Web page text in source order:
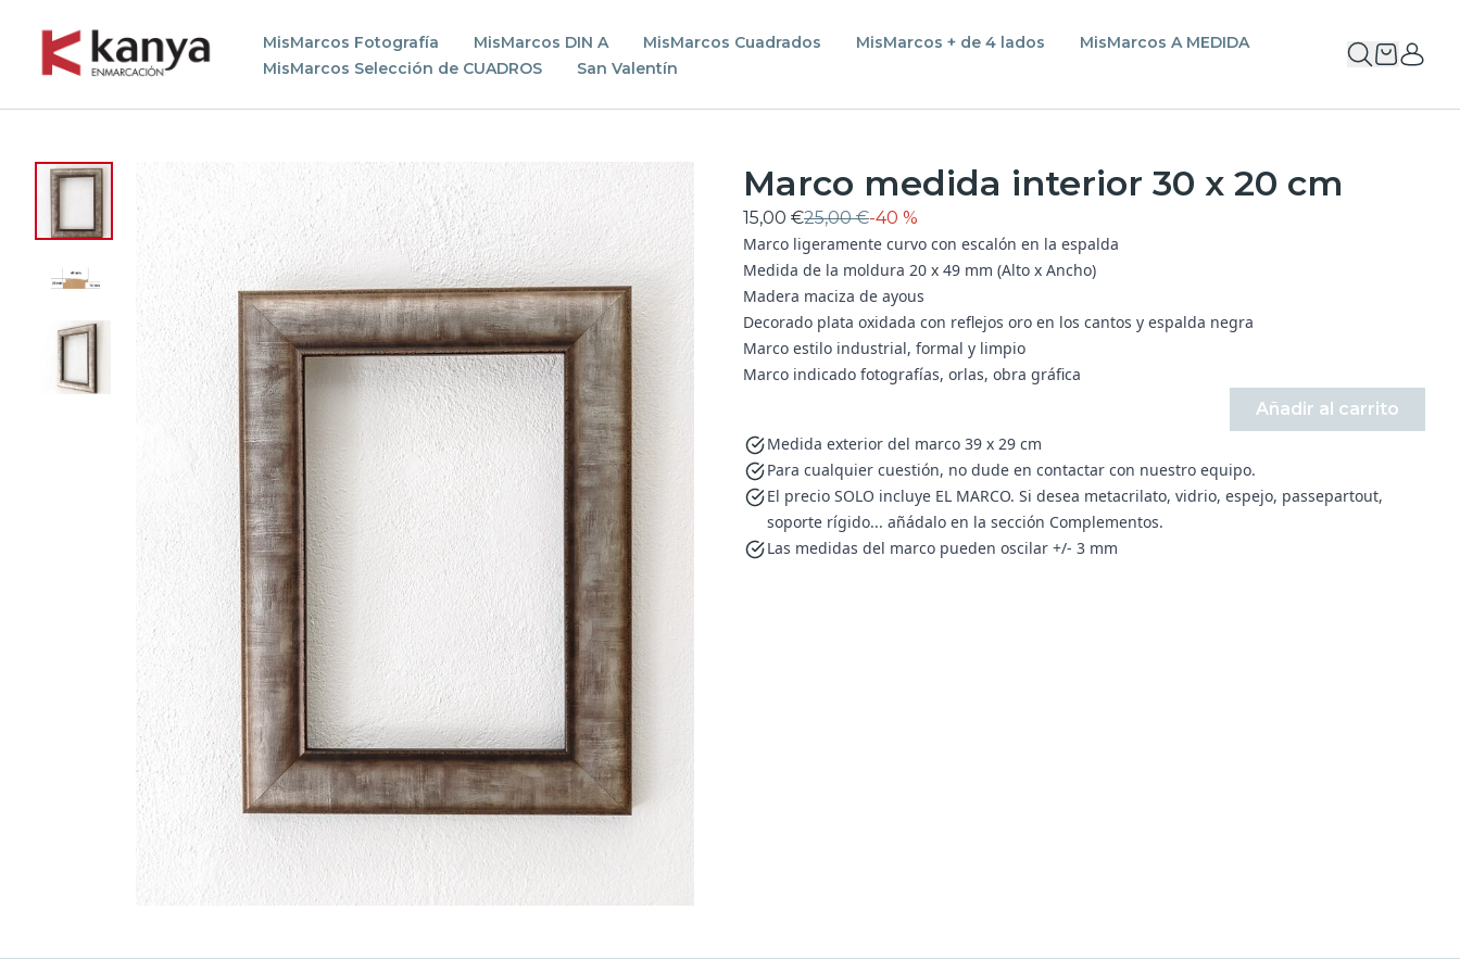
MisMarcos Fotografía MisMarcos DIN A MisMarcos Cuadrados MisMarcos + de 4 lados
MisMarcos A MEDIDA
MisMarcos Selección de CUADROS
San Valentín
Marco medida interior 30 x 20 cm
15,00 €25,00 €-40 %
Marco ligeramente curvo con escalón en la espalda
Medida de la moldura 20 x 49 mm (Alto x Ancho)
Madera maciza de ayous
Decorado plata oxidada con reflejos oro en los cantos y espalda negra
Marco estilo industrial, formal y limpio
Marco indicado fotografías, orlas, obra gráfica
Añadir al carrito
Medida exterior del marco 39 x 29 cm
Para cualquier cuestión, no dude en contactar con nuestro equipo.
El precio SOLO incluye EL MARCO. Si desea metacrilato, vidrio, espejo, passepartout,
soporte rígido... añádalo en la sección Complementos.
Las medidas del marco pueden oscilar +/- 3 mm